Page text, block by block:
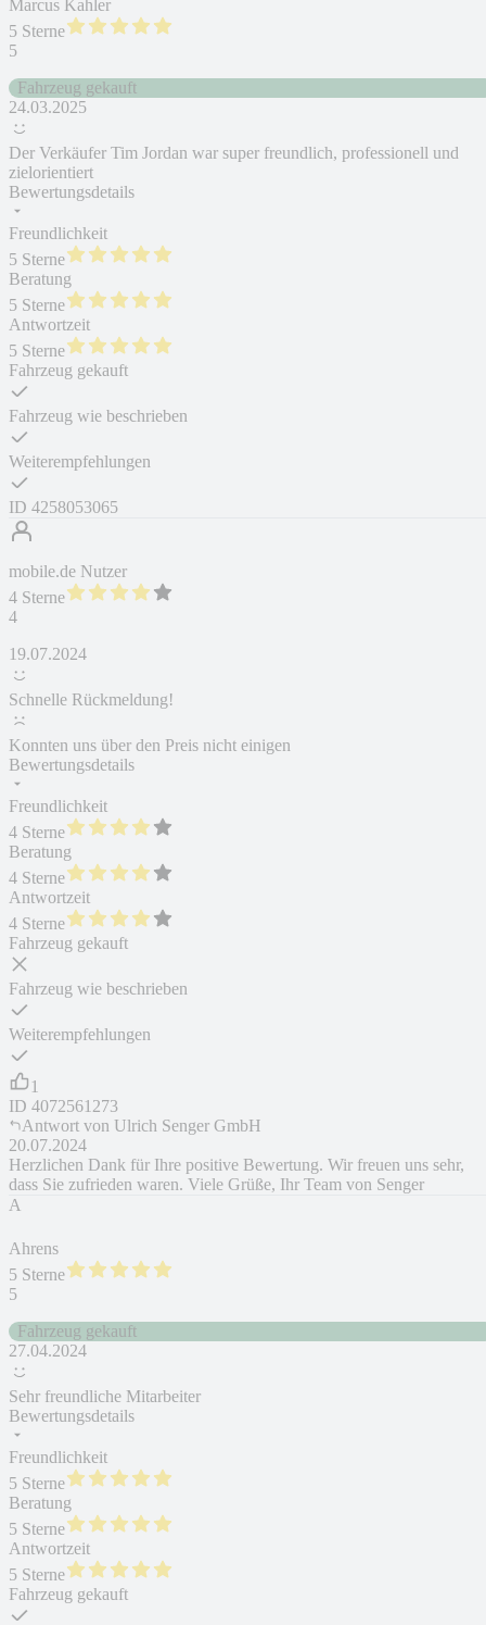
Marcus Kahler
5 Sterne
5
Fahrzeug gekauft
24.03.2025
Der Verkäufer Tim Jordan war super freundlich, professionell und
zielorientiert
Bewertungsdetails
Freundlichkeit
5 Sterne
Beratung
5 Sterne
Antwortzeit
5 Sterne
Fahrzeug gekauft
Fahrzeug wie beschrieben
Weiterempfehlungen
ID 4258053065
mobile.de Nutzer
4 Sterne
4
19.07.2024
Schnelle Rückmeldung!
Konnten uns über den Preis nicht einigen
Bewertungsdetails
Freundlichkeit
4 Sterne
Beratung
4 Sterne
Antwortzeit
4 Sterne
Fahrzeug gekauft
Fahrzeug wie beschrieben
Weiterempfehlungen
1
ID 4072561273
Antwort von Ulrich Senger GmbH
20.07.2024
Herzlichen Dank für Ihre positive Bewertung. Wir freuen uns sehr,
dass Sie zufrieden waren. Viele Grüße, Ihr Team von Senger
A
Ahrens
5 Sterne
5
Fahrzeug gekauft
27.04.2024
Sehr freundliche Mitarbeiter
Bewertungsdetails
Freundlichkeit
5 Sterne
Beratung
5 Sterne
Antwortzeit
5 Sterne
Fahrzeug gekauft